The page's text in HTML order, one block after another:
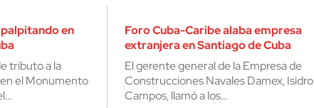
cerrar
en
tributo a la
el Monumento
Foro Cuba-Caribe alaba empresa
extranjera en Santiago de Cuba
El gerente general de la Empresa de
Construcciones Navales Damex, Isidro
Campos, llamó a los…